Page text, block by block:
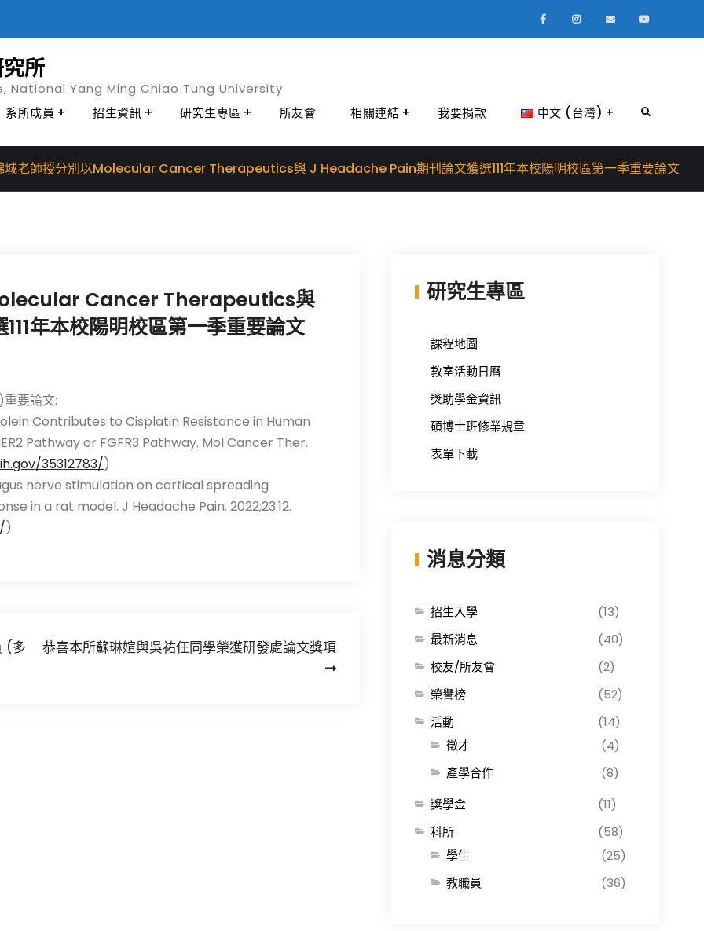
FacebookInstagram
EmailYoutube
所
Yang Ming Chiao Tung University
系所成員
招生資訊 研究生專區 所友會 相關連結 我要捐款 中文 (台灣) Search
城老師授分別以Molecular Cancer Therapeutics與 J Headache Pain期刊論文獲選111年本校陽明校區第一季重要論文
Cancer Therapeutics與
年本校陽明校區第一季重要論文
要論文:
Contributes to Cisplatin Resistance in Human
Pathway or FGFR3 Pathway. Mol Cancer Ther.
35312783/)
nerve stimulation on cortical spreading
in a rat model. J Headache Pain. 2022;23:12.
)
(多 恭喜本所蘇琳媗與吳祐任同學榮獲研發處論文獎項
研究生專區
課程地圖
教室活動日曆
獎助學金資訊
碩博士班修業規章
表單下載
消息分類
招生入學
(13)
最新消息
(40)
校友/所友會
(2)
榮譽榜
(52)
活動
(14)
徵才
(4)
產學合作
(8)
獎學金
(11)
科所
(58)
學生
(25)
教職員
(36)